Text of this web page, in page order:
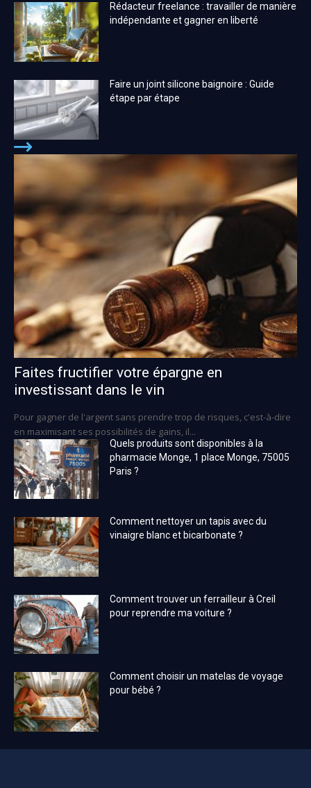
Rédacteur freelance : travailler de manière
indépendante et gagner en liberté
Faire un joint silicone baignoire : Guide
étape par étape
Faites fructifier votre épargne en
investissant dans le vin
Pour gagner de l'argent sans prendre trop de risques, c'est-à-dire
en maximisant ses possibilités de gains, il...
Quels produits sont disponibles à la
pharmacie Monge, 1 place Monge, 75005
Paris ?
Comment nettoyer un tapis avec du
vinaigre blanc et bicarbonate ?
Comment trouver un ferrailleur à Creil
pour reprendre ma voiture ?
Comment choisir un matelas de voyage
pour bébé ?